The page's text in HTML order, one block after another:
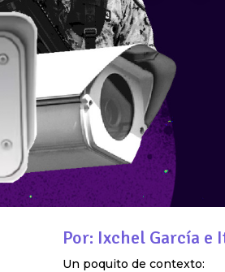
Por: Ixchel García e
Un poquito de contexto: